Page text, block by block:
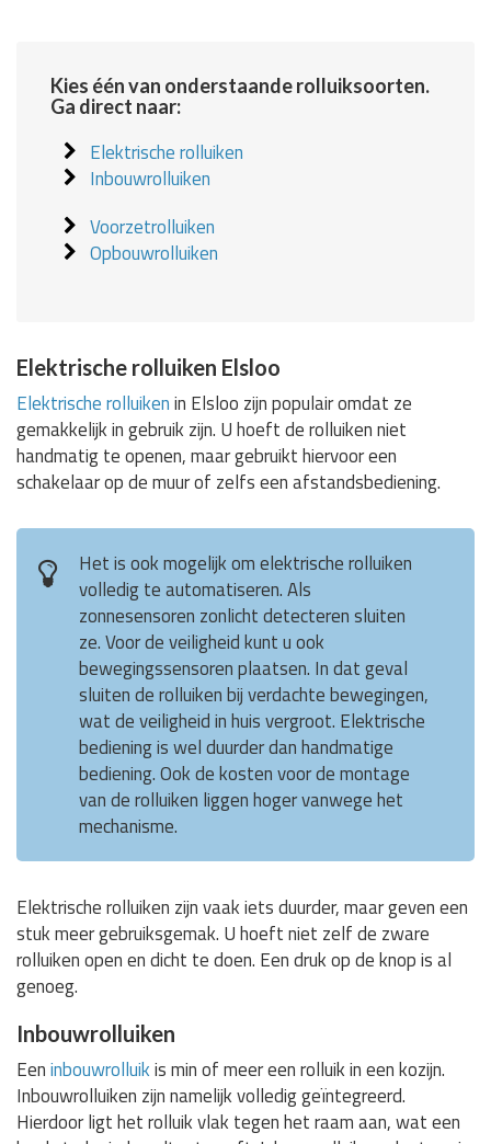
Kies één van onderstaande rolluiksoorten.
Ga direct naar:
Elektrische rolluiken
Inbouwrolluiken
Voorzetrolluiken
Opbouwrolluiken
Elektrische rolluiken Elsloo
Elektrische rolluikenin Elsloo zijn populair omdat ze
gemakkelijk in gebruik zijn. U hoeft de rolluiken niet
handmatig te openen, maar gebruikt hiervoor een
schakelaar op de muur of zelfs een afstandsbediening.
Het is ook mogelijk om elektrische rolluiken
volledig te automatiseren. Als
zonnesensoren zonlicht detecteren sluiten
ze. Voor de veiligheid kunt u ook
bewegingssensoren plaatsen. In dat geval
sluiten de rolluiken bij verdachte bewegingen,
wat de veiligheid in huis vergroot. Elektrische
bediening is wel duurder dan handmatige
bediening. Ook de kosten voor de montage
van de rolluiken liggen hoger vanwege het
mechanisme.
Elektrische rolluiken zijn vaak iets duurder, maar geven een
stuk meer gebruiksgemak. U hoeft niet zelf de zware
rolluiken open en dicht te doen. Een druk op de knop is al
genoeg.
Inbouwrolluiken
Eeninbouwrolluikis min of meer een rolluik in een kozijn.
Inbouwrolluiken zijn namelijk volledig geïntegreerd.
Hierdoor ligt het rolluik vlak tegen het raam aan, wat een